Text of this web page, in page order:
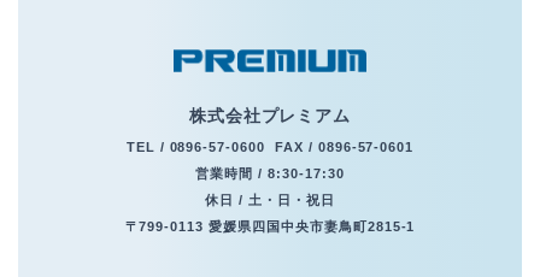
株式会社プレミアム
TEL / 0896-57-0600
FAX / 0896-57-0601
営業時間 / 8:30-17:30
休日 / 土・日・祝日
〒799-0113 愛媛県四国中央市妻鳥町2815-1